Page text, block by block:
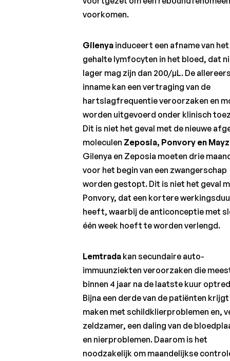
voorkomen.
Gilenya induceert een afname van het
gehalte lymfocyten in het bloed, dat
lager mag zijn dan 200/µL. De
inname kan een vertraging van de
hartslagfrequentie veroorzaken en
worden uitgevoerd onder klinisch
Dit is niet het geval met de nieuwe
moleculen Zeposia, Ponvory en
Gilenya en Zeposia moeten drie
voor het begin van een zwangerschap
worden gestopt. Dit is niet het geval
Ponvory, dat een kortere
heeft, waarbij de anticonceptie met
één week hoeft te worden verlengd.
Lemtrada kan secundaire auto-
immuunziekten veroorzaken die
binnen 4 jaar na de laatste kuur
Bijna een derde van de patiënten
maken met schildklierproblemen en,
zeldzamer, een daling van de
en nierproblemen. Daarom is het
noodzakelijk om maandelijkse